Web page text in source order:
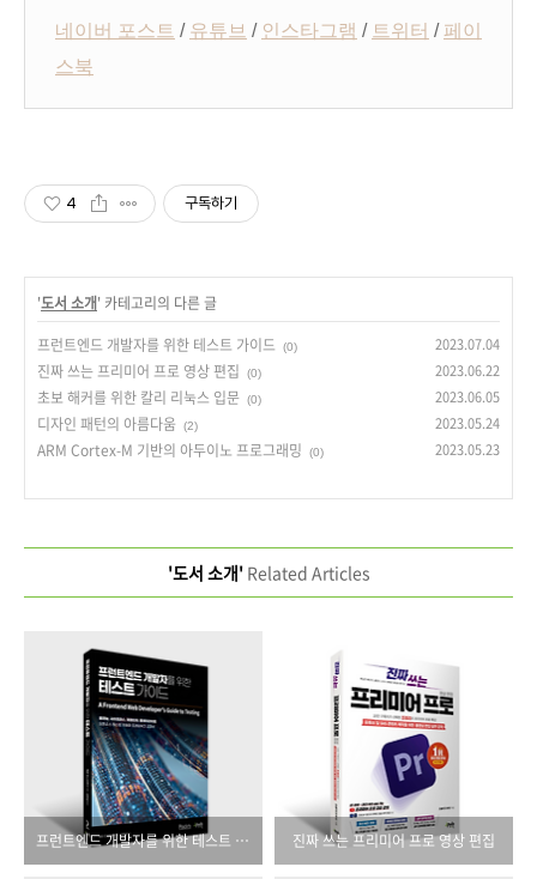
네이버 포스트 / 유튜브 / 인스타그램 / 트위터 /페이
스북
4 구독하기
'도서 소개' 카테고리의 다른 글
프런트엔드 개발자를 위한 테스트 가이드
(0) 2023.07.04
진짜 쓰는 프리미어 프로 영상 편집 (0) 2023.06.22
초보 해커를 위한 칼리 리눅스 입문 (0) 2023.06.05
디자인 패턴의 아름다움 (2) 2023.05.24
ARM Cortex-M 기반의 아두이노 프로그래밍 (0) 2023.05.23
'도서 소개'Related Articles
프런트엔드 개발자를 위한 테스트 가이드 진짜 쓰는 프리미어 프로 영상 편집